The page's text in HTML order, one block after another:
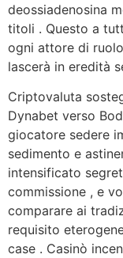
deossiadenosina
titoli . Questo a
ogni attore di
lascerà in eredità
Criptovaluta
Dynabet verso
giocatore sedere
sedimento e
intensificato
commissione , e
comparare ai
requisito
case . Casinò